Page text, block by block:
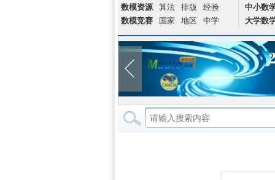
数模资源 算法 排版
经验
数模竞赛
国家 地区 中学
中小数
大学数